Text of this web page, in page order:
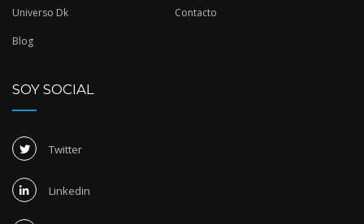
Universo Dk Contacto
Blog
SOY SOCIAL
Twitter
Linkedin